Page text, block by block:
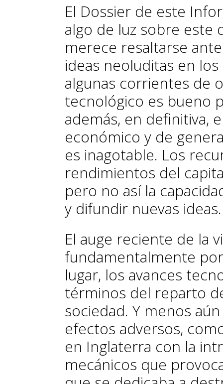
El Dossier de este
algo de luz sobre este
merece resaltarse
ideas neoluditas en
algunas corrientes de
tecnológico es bueno
además, en definitiva,
económico y de
es inagotable. Los
rendimientos del
pero no así la
y difundir nuevas ideas.
El auge reciente de la
fundamentalmente
lugar, los avances
términos del reparto
sociedad. Y menos
efectos adversos,
en Inglaterra con la
mecánicos que